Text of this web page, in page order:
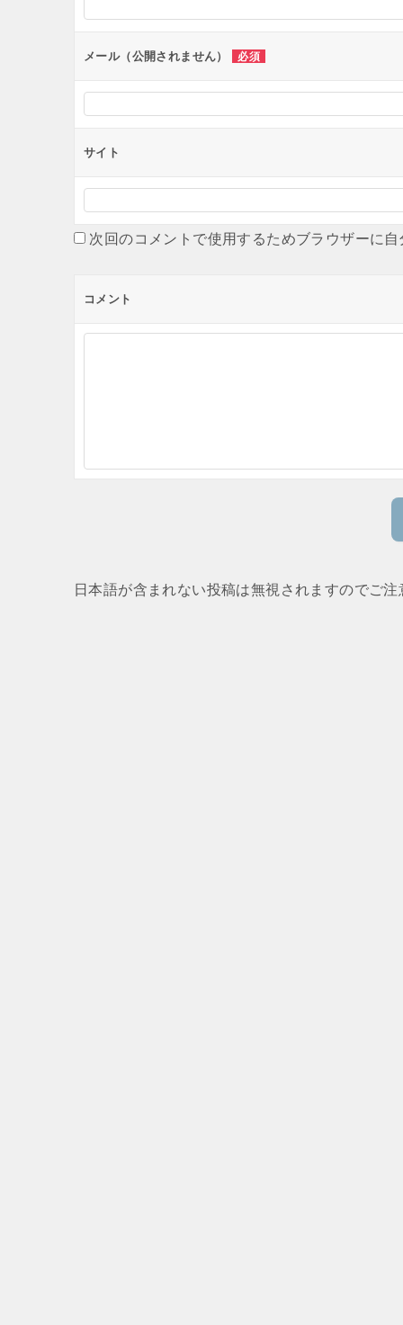
ョ
メール（公開されません） 必須
サイト
次回のコメントで使用するためブラウザーに
コメント
日本語が含まれない投稿は無視されますのでご注